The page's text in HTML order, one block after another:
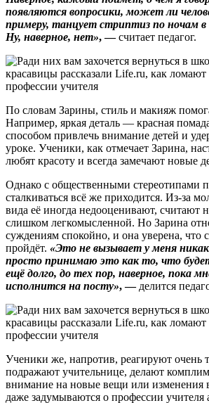
появляются вопросики, может ли
примеру, танцует стриптиз по ночам в
Ну, наверное, нет», —считает педагог.
По словам Зарины, стиль и макияж
Например, яркая деталь — красная
способом привлечь внимание детей и
уроке. Ученики, как отмечает Зарина,
любят красоту и всегда замечают новые
Однако с общественными стереотипами
сталкиваться всё же приходится. Из-за
вида её иногда недооценивают, считают
слишком легкомысленной. Но Зарина
суждениям спокойно, и она уверена, что
пройдёт. «Это не вызывает у меня
просто принимаю это как то, что
ещё долго, до тех пор, наверное, пока
исполнится на посту», —делится
Ученики же, напротив, реагируют очень
подражают учительнице, делают
внимание на новые вещи или изменения
даже задумываются о профессии учителя